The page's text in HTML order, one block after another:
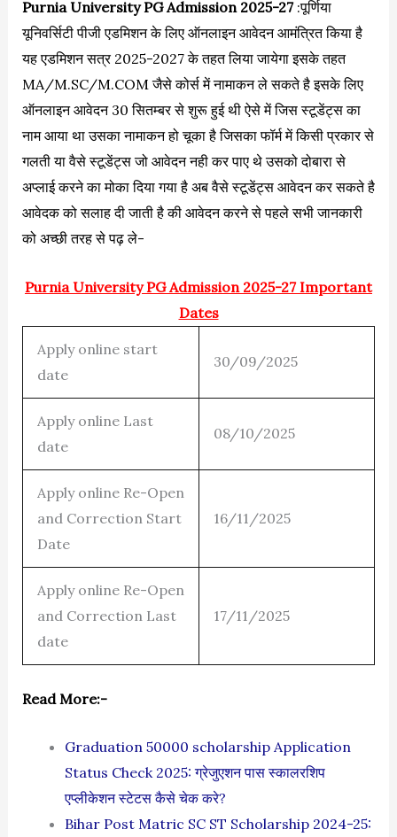
Purnia University PG Admission 2025-27:पूर्णिया
यूनिवर्सिटी पीजी एडमिशन के लिए ऑनलाइन आवेदन आमंत्रित किया है
यह एडमिशन सत्र 2025-2027 के तहत लिया जायेगा इसके तहत
MA/M.SC/M.COM जैसे कोर्स में नामाकन ले सकते है इसके लिए
ऑनलाइन आवेदन 30 सितम्बर से शुरू हुई थी ऐसे में जिस स्टूडेंट्स का
नाम आया था उसका नामाकन हो चूका है जिसका फॉर्म में किसी प्रकार से
गलती या वैसे स्टूडेंट्स जो आवेदन नही कर पाए थे उसको दोबारा से
अप्लाई करने का मोका दिया गया है अब वैसे स्टूडेंट्स आवेदन कर सकते है
आवेदक को सलाह दी जाती है की आवेदन करने से पहले सभी जानकारी
को अच्छी तरह से पढ़ ले-
Purnia University PG Admission 2025-27 Important
Dates
Apply online start
date
30/09/2025
Apply online Last
date
08/10/2025
Apply online Re-Open
and Correction Start
Date
16/11/2025
Apply online Re-Open
and Correction Last
date
17/11/2025
Read More:-
Graduation 50000 scholarship Application
Status Check 2025: ग्रेजुएशन पास स्कालरशिप
एप्लीकेशन स्टेटस कैसे चेक करे?
Bihar Post Matric SC ST Scholarship 2024-25: